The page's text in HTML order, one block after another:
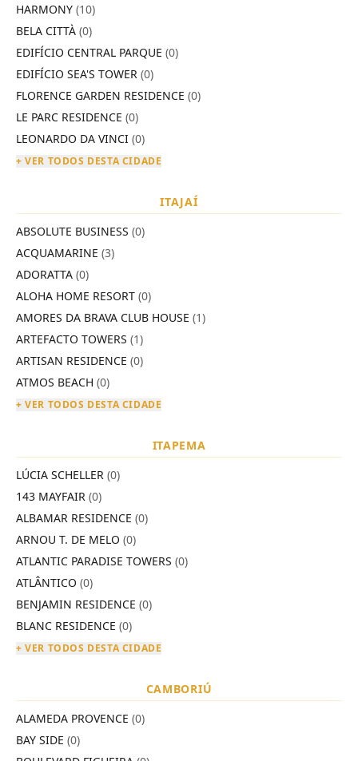
HARMONY (10)
BELA CITTÀ (0)
EDIFÍCIO CENTRAL PARQUE (0)
EDIFÍCIO SEA'S TOWER (0)
FLORENCE GARDEN RESIDENCE (0)
LE PARC RESIDENCE (0)
LEONARDO DA VINCI (0)
+ VER TODOS DESTA CIDADE
ITAJAÍ
ABSOLUTE BUSINESS (0)
ACQUAMARINE (3)
ADORATTA (0)
ALOHA HOME RESORT (0)
AMORES DA BRAVA CLUB HOUSE (1)
ARTEFACTO TOWERS (1)
ARTISAN RESIDENCE (0)
ATMOS BEACH (0)
+ VER TODOS DESTA CIDADE
ITAPEMA
LÚCIA SCHELLER (0)
143 MAYFAIR (0)
ALBAMAR RESIDENCE (0)
ARNOU T. DE MELO (0)
ATLANTIC PARADISE TOWERS (0)
ATLÂNTICO (0)
BENJAMIN RESIDENCE (0)
BLANC RESIDENCE (0)
+ VER TODOS DESTA CIDADE
CAMBORIÚ
ALAMEDA PROVENCE (0)
BAY SIDE (0)